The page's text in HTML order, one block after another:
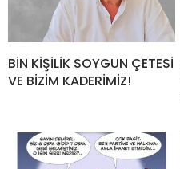
BİN KİŞİLİK SOYGUN ÇETESİ
VE BİZİM KADERİMİZ!